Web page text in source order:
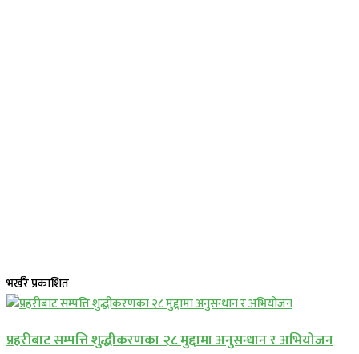
भर्खरै प्रकाशित
प्रहरीबाट सम्पत्ति शुद्धीकरणका २८ मुद्दामा अनुसन्धान र अभियोजन